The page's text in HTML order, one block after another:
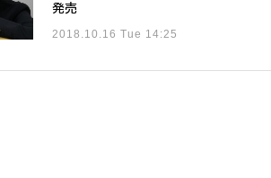
発売
2018.10.16 Tue 14:25